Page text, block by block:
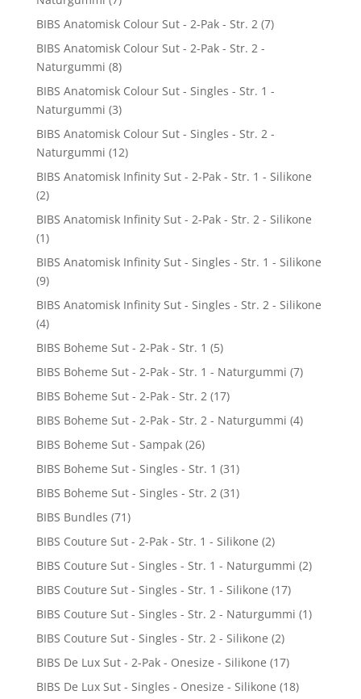
BIBS Anatomisk Colour Sut - 2-Pak - Str. 2 (7)
BIBS Anatomisk Colour Sut - 2-Pak - Str. 2 -
Naturgummi (8)
BIBS Anatomisk Colour Sut - Singles - Str. 1 -
Naturgummi (3)
BIBS Anatomisk Colour Sut - Singles - Str. 2 -
Naturgummi (12)
BIBS Anatomisk Infinity Sut - 2-Pak - Str. 1 - Silikone
(2)
BIBS Anatomisk Infinity Sut - 2-Pak - Str. 2 - Silikone
(1)
BIBS Anatomisk Infinity Sut - Singles - Str. 1 - Silikone
(9)
BIBS Anatomisk Infinity Sut - Singles - Str. 2 - Silikone
(4)
BIBS Boheme Sut - 2-Pak - Str. 1 (5)
BIBS Boheme Sut - 2-Pak - Str. 1 - Naturgummi (7)
BIBS Boheme Sut - 2-Pak - Str. 2 (17)
BIBS Boheme Sut - 2-Pak - Str. 2 - Naturgummi (4)
BIBS Boheme Sut - Sampak (26)
BIBS Boheme Sut - Singles - Str. 1 (31)
BIBS Boheme Sut - Singles - Str. 2 (31)
BIBS Bundles (71)
BIBS Couture Sut - 2-Pak - Str. 1 - Silikone (2)
BIBS Couture Sut - Singles - Str. 1 - Naturgummi (2)
BIBS Couture Sut - Singles - Str. 1 - Silikone (17)
BIBS Couture Sut - Singles - Str. 2 - Naturgummi (1)
BIBS Couture Sut - Singles - Str. 2 - Silikone (2)
BIBS De Lux Sut - 2-Pak - Onesize - Silikone (17)
BIBS De Lux Sut - Singles - Onesize - Silikone (18)